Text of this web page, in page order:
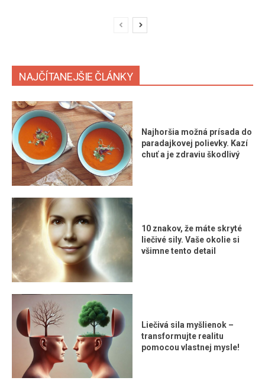
NAJČÍTANEJŠIE ČLÁNKY
Najhoršia možná prísada do
paradajkovej polievky. Kazí
chuť a je zdraviu škodlivý
10 znakov, že máte skryté
liečivé sily. Vaše okolie si
všimne tento detail
Liečivá sila myšlienok –
transformujte realitu
pomocou vlastnej mysle!